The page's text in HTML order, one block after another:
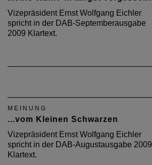
Vizepräsident Ernst Wolfgang Eichler
spricht in der DAB-Septemberausgabe
2009 Klartext.
MEINUNG
...vom Kleinen Schwarzen
Vizepräsident Ernst Wolfgang Eichler
spricht in der DAB-Augustausgabe 2009
Klartext.